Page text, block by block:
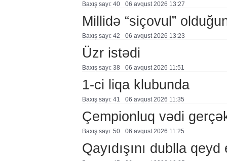
Baxış sayı: 40 06 avqust 2026 13:27
Millidə “siçovul”
Baxış sayı: 42 06 avqust 2026 13:23
Üzr istədi
Baxış sayı: 38 06 avqust 2026 11:51
1-ci liqa klubunda
Baxış sayı: 41 06 avqust 2026 11:35
Çempionluq vədi
Baxış sayı: 50 06 avqust 2026 11:25
Qayıdışını dublla qeyd